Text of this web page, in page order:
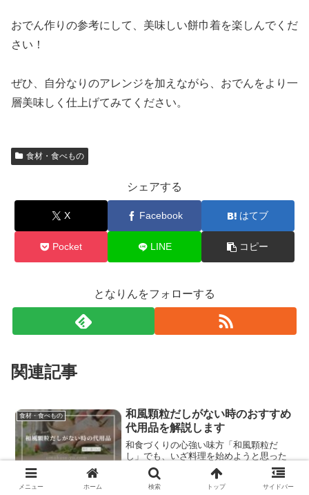
おでん作りの参考にして、美味しい餅巾着を楽しんでくだ
さい！
ぜひ、自分なりのアレンジを加えながら、おでんをより一
層美味しく仕上げてみてください。
食材・食べもの
シェアする
X Facebook はてブ
Pocket LINE コピー
となりんをフォローする
関連記事
食材・食べもの
和風顆粒だしがない時のおすすめ
代用品を解説します
和食づくりの心強い味方「和風顆粒だ
し」でも、いざ料理を始めようと思った
時に「ない！」と気づいて困ったことは
ありませんか？実は、身近な調味料や素
材でも、意外とおいしく代用できる方法
メニュー ホーム 検索 トップ サイドバー